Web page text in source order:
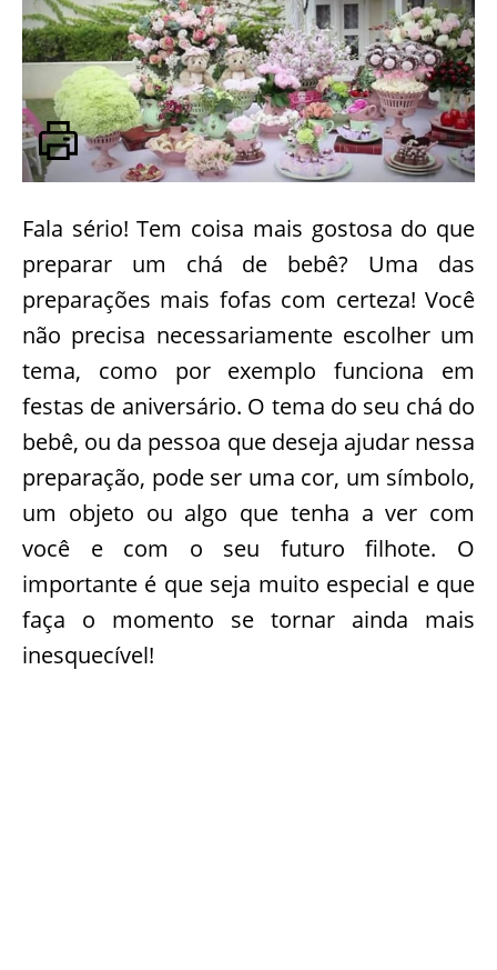
Fala sério! Tem coisa mais gostosa do que
preparar um chá de bebê? Uma das
preparações mais fofas com certeza! Você
não precisa necessariamente escolher um
tema, como por exemplo funciona em
festas de aniversário. O tema do seu chá do
bebê, ou da pessoa que deseja ajudar nessa
preparação, pode ser uma cor, um símbolo,
um objeto ou algo que tenha a ver com
você e com o seu futuro filhote. O
importante é que seja muito especial e que
faça o momento se tornar ainda mais
inesquecível!